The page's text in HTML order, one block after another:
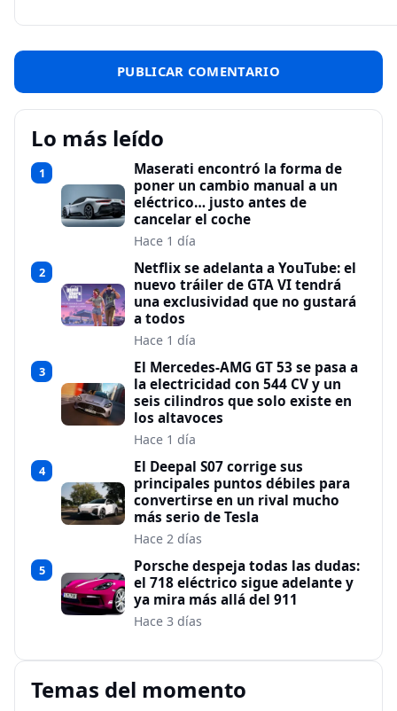
Lo más leído
1
Maserati encontró la forma de
poner un cambio manual a un
eléctrico… justo antes de
cancelar el coche
Hace 1 día
2
Netflix se adelanta a YouTube: el
nuevo tráiler de GTA VI tendrá
una exclusividad que no gustará
a todos
Hace 1 día
3
El Mercedes-AMG GT 53 se pasa a
la electricidad con 544 CV y un
seis cilindros que solo existe en
los altavoces
Hace 1 día
4
El Deepal S07 corrige sus
principales puntos débiles para
convertirse en un rival mucho
más serio de Tesla
Hace 2 días
5
Porsche despeja todas las dudas:
el 718 eléctrico sigue adelante y
ya mira más allá del 911
Hace 3 días
Temas del momento